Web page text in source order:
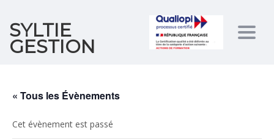
SYLTIE
GESTION
« Tous les Évènements
Cet évènement est passé